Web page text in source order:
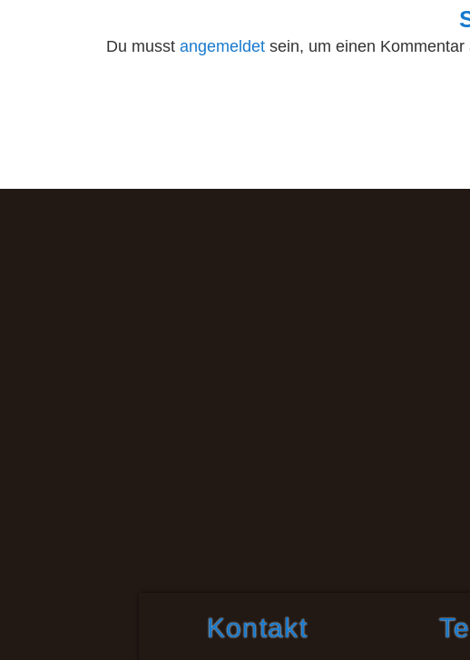
Du musst angemeldet sein, um einen Kommentar
Kontakt